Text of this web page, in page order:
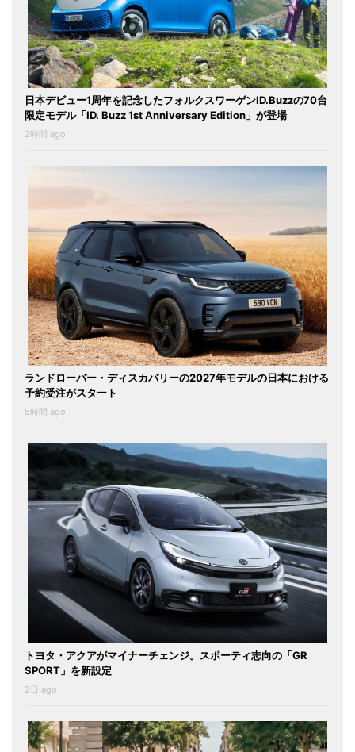
日本デビュー1周年を記念したフォルクスワーゲンID.Buzzの70台
限定モデル「ID. Buzz 1st Anniversary Edition」が登場
2時間 ago
ランドローバー・ディスカバリーの2027年モデルの日本における
予約受注がスタート
5時間 ago
トヨタ・アクアがマイナーチェンジ。スポーティ志向の「GR
SPORT」を新設定
2日 ago